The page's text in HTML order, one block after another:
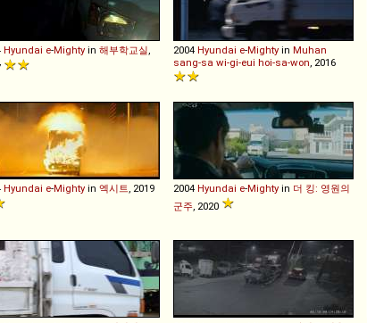
Hyundai e-Mighty in 해부학교실 2004 Hyundai e-Mighty in Muhan
sang-sa wi-gi-eui hoi-sa-won , 2016
Hyundai e-Mighty in 엑시트 , 2019 2004 Hyundai e-Mighty in 더 킹: 영원의
군주 , 2020